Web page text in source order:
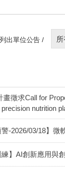
列出單位公告 /
畫徵求Call for
nutrition
警-2026/03/18】
練】AI創新應用與